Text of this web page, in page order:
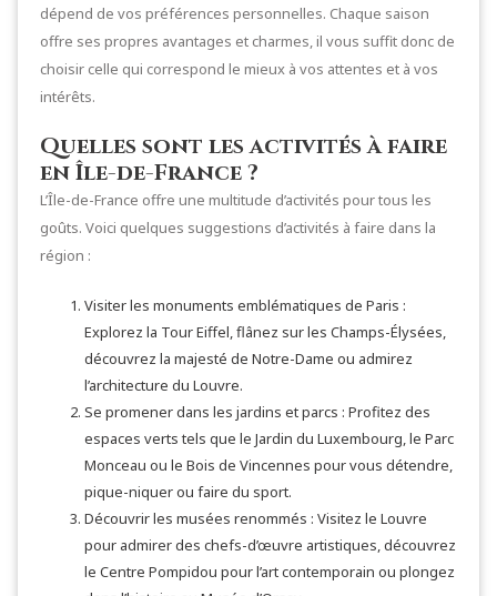
dépend de vos préférences personnelles. Chaque saison
offre ses propres avantages et charmes, il vous suffit donc de
choisir celle qui correspond le mieux à vos attentes et à vos
intérêts.
Quelles sont les activités à faire
en Île-de-France ?
L’Île-de-France offre une multitude d’activités pour tous les
goûts. Voici quelques suggestions d’activités à faire dans la
région :
Visiter les monuments emblématiques de Paris :
Explorez la Tour Eiffel, flânez sur les Champs-Élysées,
découvrez la majesté de Notre-Dame ou admirez
l’architecture du Louvre.
Se promener dans les jardins et parcs : Profitez des
espaces verts tels que le Jardin du Luxembourg, le Parc
Monceau ou le Bois de Vincennes pour vous détendre,
pique-niquer ou faire du sport.
Découvrir les musées renommés : Visitez le Louvre
pour admirer des chefs-d’œuvre artistiques, découvrez
le Centre Pompidou pour l’art contemporain ou plongez